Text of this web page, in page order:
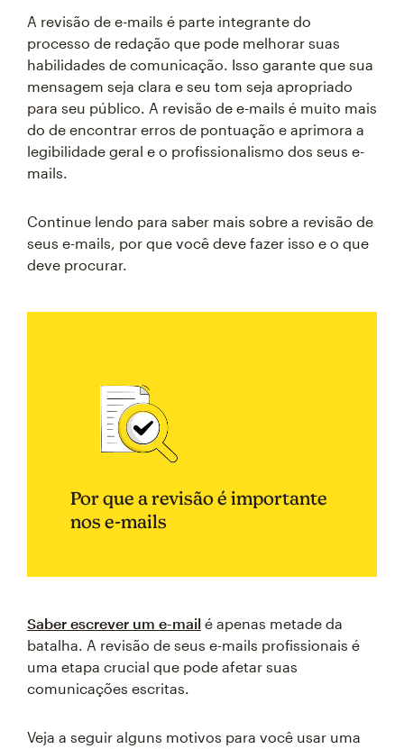
A revisão de e-mails é parte integrante do
processo de redação que pode melhorar suas
habilidades de comunicação. Isso garante que sua
mensagem seja clara e seu tom seja apropriado
para seu público. A revisão de e-mails é muito mais
do de encontrar erros de pontuação e aprimora a
legibilidade geral e o profissionalismo dos seus e-
mails.
Continue lendo para saber mais sobre a revisão de
seus e-mails, por que você deve fazer isso e o que
deve procurar.
Por que a revisão é importante
nos e-mails
Saber escrever um e-mail é apenas metade da
batalha. A revisão de seus e-mails profissionais é
uma etapa crucial que pode afetar suas
comunicações escritas.
Veja a seguir alguns motivos para você usar uma